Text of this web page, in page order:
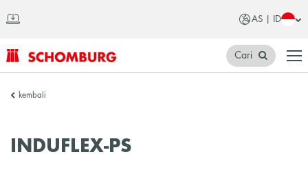
AS | ID
SCHOMBURG
Cari
kembali
INDUFLEX-PS